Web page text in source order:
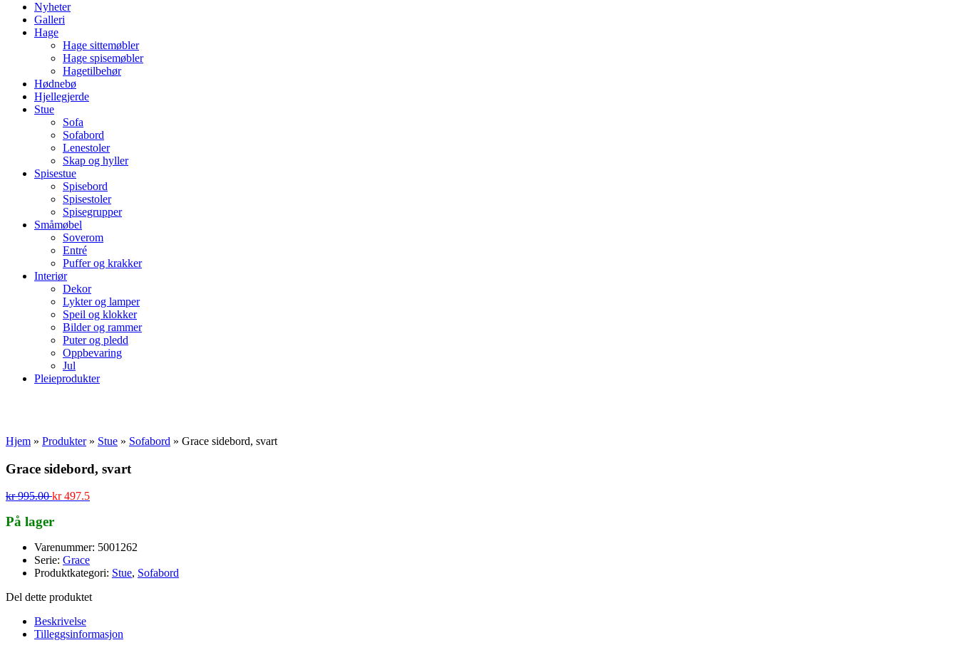
Nyheter
Galleri
Hage
Hage sittemøbler
Hage spisemøbler
Hagetilbehør
Hødnebø
Hjellegjerde
Stue
Sofa
Sofabord
Lenestoler
Skap og hyller
Spisestue
Spisebord
Spisestoler
Spisegrupper
Småmøbel
Soverom
Entré
Puffer og krakker
Interiør
Dekor
Lykter og lamper
Speil og klokker
Bilder og rammer
Puter og pledd
Oppbevaring
Jul
Pleieprodukter
Hjem » Produkter» Stue » Sofabord » Grace sidebord, svart
Grace sidebord, svart
kr995.00kr497.5
På lager
Varenummer: 5001262
Serie: Grace
Produktkategori: Stue, Sofabord
Del dette produktet
Beskrivelse
Tilleggsinformasjon